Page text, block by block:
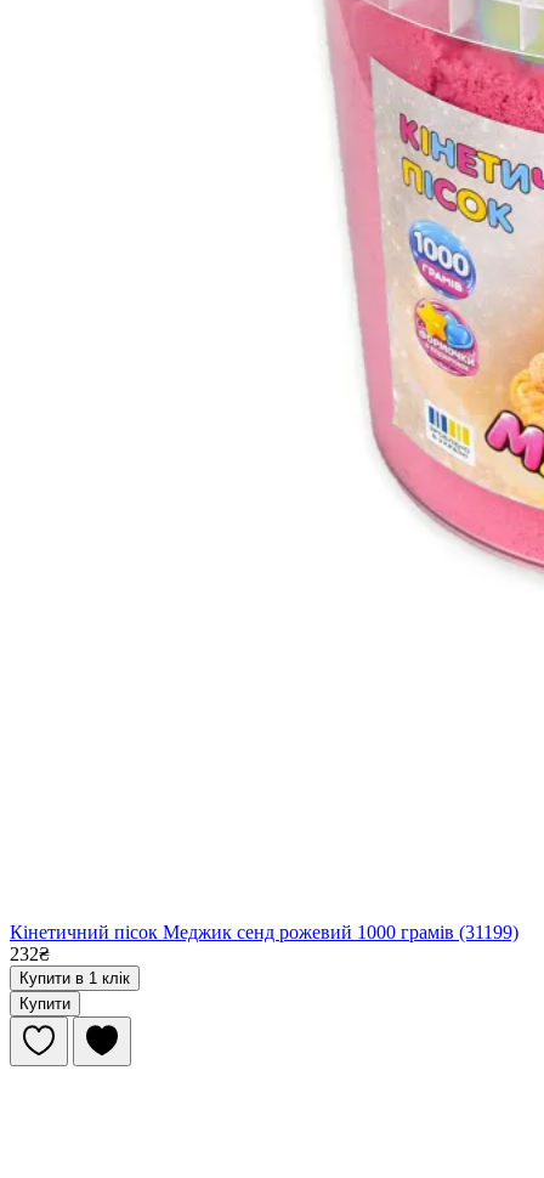
Кінетичний пісок Меджик сенд рожевий 1000 грамів (31199)
232₴
Купити в 1 клік
Купити